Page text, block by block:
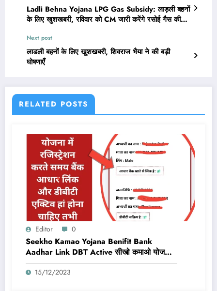
Ladli Behna Yojana LPG Gas Subsidy: लाड़ली बहनों
के लिए खुशखबरी, रविवार को CM जारी करेंगे रसोई गैस की
Next post
लाडली बहनों के लिए खुशखबरी, शिवराज भैया ने की बड़ी
घोषणाएँ
RELATED POSTS
Editor 0
Seekho Kamao Yojana Benifit Bank
Aadhar Link DBT Active सीखो कमाओ योजना
का लाभ तभी मिलेगा 10,000 Rs जब बैंक डीबीटी
एक्टिव और आधार लिंक होगा
15/12/2023